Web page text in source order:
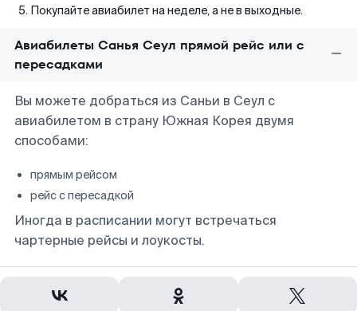
Покупайте авиабилет на неделе, а не в выходные.
Авиабилеты Санья Сеул прямой рейс или с
пересадками
Вы можете добраться из Саньи в Сеул с
авиабилетом в страну Южная Корея двумя
способами:
прямым рейсом
рейс с пересадкой
Иногда в расписании могут встречаться
чартерные рейсы и лоукосты.